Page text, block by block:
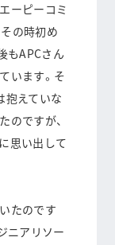
ーピーコミ
その時初め
もAPCさん
います。そ
抱えていな
のですが、
思い出して
たのです
ニアリソー